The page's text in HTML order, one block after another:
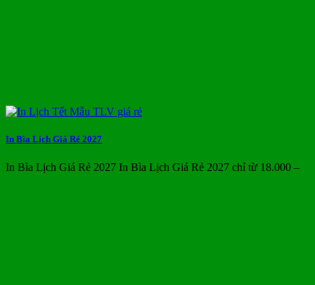
In Bìa Lịch Giá Rẻ 2027
In Bìa Lịch Giá Rẻ 2027 In Bìa Lịch Giá Rẻ 2027 chỉ từ 18.000 –